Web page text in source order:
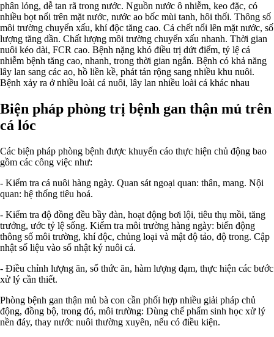
phân lỏng, dễ tan rã trong nước. Nguồn nước ô nhiễm, keo đặc, có
nhiều bọt nổi trên mặt nước, nước ao bốc mùi tanh, hôi thối. Thông số
môi trường chuyển xấu, khí độc tăng cao. Cá chết nổi lên mặt nước, số
lượng tăng dần. Chất lượng môi trường chuyển xấu nhanh. Thời gian
nuôi kéo dài, FCR cao. Bệnh nặng khó điều trị dứt điểm, tỷ lệ cá
nhiễm bệnh tăng cao, nhanh, trong thời gian ngắn. Bệnh có khả năng
lây lan sang các ao, hồ liền kề, phát tán rộng sang nhiều khu nuôi.
Bệnh xảy ra ở nhiều loài cá nuôi, lây lan nhiều loài cá khác nhau
Biện pháp phòng trị bệnh gan thận mủ trên
cá lóc
Các biện pháp phòng bệnh được khuyến cáo thực hiện chủ động bao
gồm các công việc như:
- Kiểm tra cá nuôi hàng ngày. Quan sát ngoại quan: thân, mang. Nội
quan: hệ thống tiêu hoá.
- Kiểm tra độ đồng đều bầy đàn, hoạt động bơi lội, tiêu thụ mồi, tăng
trưởng, ước tỷ lệ sống. Kiểm tra môi trường hàng ngày: biến động
thông số môi trường, khí độc, chủng loại và mật độ tảo, độ trong. Cập
nhật số liệu vào sổ nhật ký nuôi cá.
- Điều chỉnh lượng ăn, số thức ăn, hàm lượng đạm, thực hiện các bước
xử lý cần thiết.
Phòng bệnh gan thận mủ bà con cần phối hợp nhiều giải pháp chủ
động, đồng bộ, trong đó, môi trường: Dùng chế phẩm sinh học xử lý
nền đáy, thay nước nuôi thường xuyên, nếu có điều kiện.